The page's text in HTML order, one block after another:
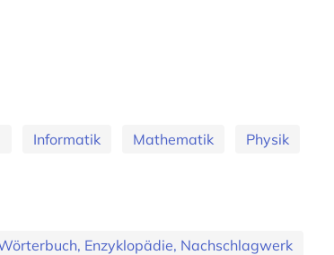
Informatik Mathematik Physik
Enzyklopädie, Nachschlagwerk